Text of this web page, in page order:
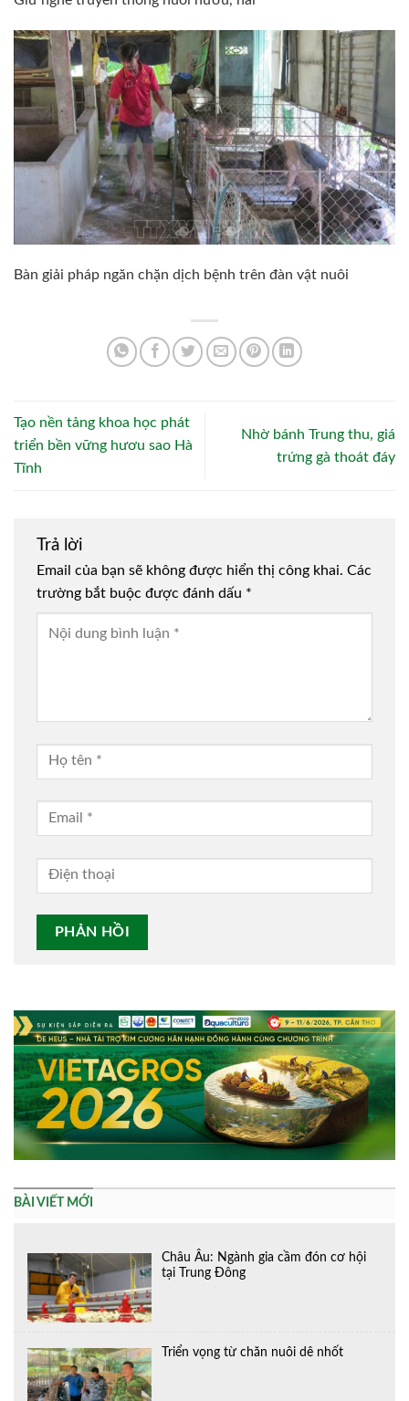
Bàn giải pháp ngăn chặn dịch bệnh trên đàn vật nuôi
Tạo nền tảng khoa học phát
triển bền vững hươu sao Hà
Tĩnh
Nhờ bánh Trung thu, giá
trứng gà thoát đáy
Trả lời
Email của bạn sẽ không được hiển thị công khai. Các
trường bắt buộc được đánh dấu *
BÀI VIẾT MỚI
Châu Âu: Ngành gia cầm đón cơ hội
tại Trung Đông
Triển vọng từ chăn nuôi dê nhốt